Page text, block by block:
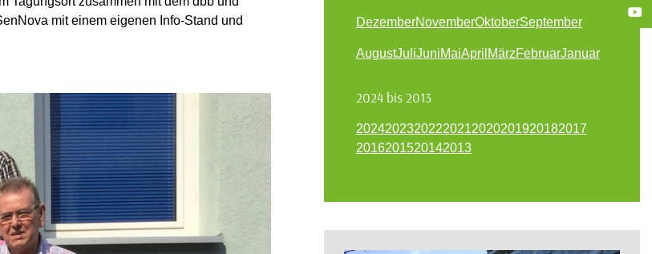
mit einem eigenen Info-Stand und
DezemberNovemberOktoberSeptember
AugustJuliJuniMaiApril MärzFebruarJanuar
2024 bis 2013
20242023202220212020201920182017
2016201520142013